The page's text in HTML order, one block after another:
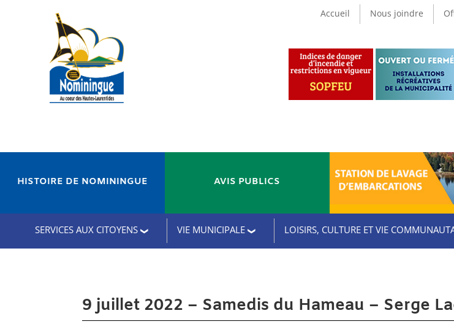
Accueil Nous joindre
HISTOIRE DE NOMININGUE AVIS PUBLICS
SERVICES AUX CITOYENS
VIE MUNICIPALE LOISIRS, CULTURE ET VIE
9 juillet 2022 – Samedis du Hameau – Serge